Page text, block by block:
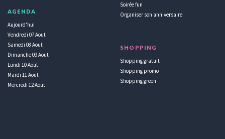
AGENDA
Aujourd'hui
Vendredi 07 Aout
Samedi 08 Aout
Dimanche 09 Aout
Lundi 10 Aout
Mardi 11 Aout
Mercredi 12 Aout
Soirée fun
Organiser son anniversaire
SHOPPING
Shopping gratuit
Shopping promo
Shopping green